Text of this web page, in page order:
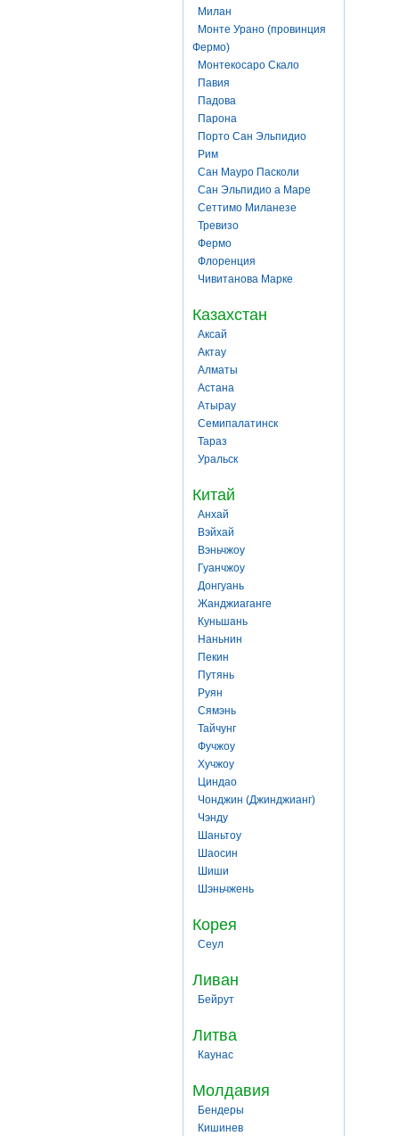
Милан
Монте Урано (провинция
Фермо)
Монтекосаро Скало
Павия
Падова
Парона
Порто Сан Эльпидио
Рим
Сан Мауро Пасколи
Сан Эльпидио а Маре
Сеттимо Миланезе
Тревизо
Фермо
Флоренция
Чивитанова Марке
Казахстан
Аксай
Актау
Алматы
Астана
Атырау
Семипалатинск
Тараз
Уральск
Китай
Анхай
Вэйхай
Вэньчжоу
Гуанчжоу
Донгуань
Жанджиаганге
Куньшань
Наньнин
Пекин
Путянь
Руян
Сямэнь
Тайчунг
Фучжоу
Хучжоу
Циндао
Чонджин (Джинджианг)
Чэнду
Шаньтоу
Шаосин
Шиши
Шэньчжень
Корея
Сеул
Ливан
Бейрут
Литва
Каунас
Молдавия
Бендеры
Кишинев